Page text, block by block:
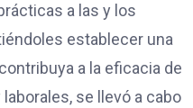
a las y los
establecer una
a la eficacia de
se llevó a cabo